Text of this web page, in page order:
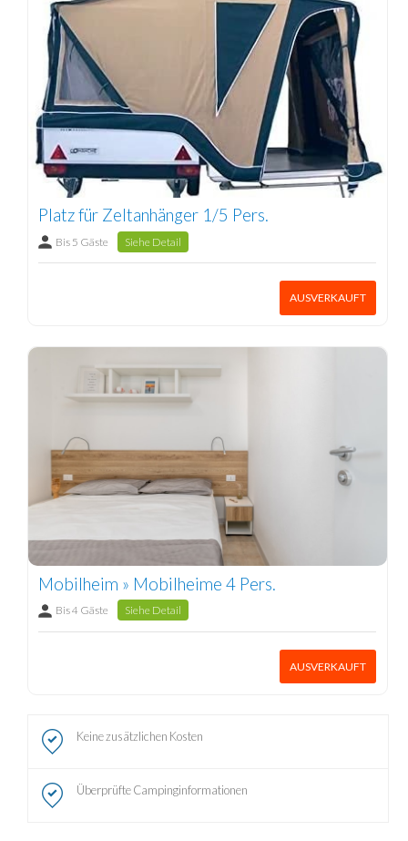
Platz für Zeltanhänger 1/5 Pers.
Bis 5 Gäste Siehe Detail
AUSVERKAUFT
Mobilheim » Mobilheime 4 Pers.
Bis 4 Gäste Siehe Detail
AUSVERKAUFT
Keine zusätzlichen Kosten
Überprüfte Campinginformationen